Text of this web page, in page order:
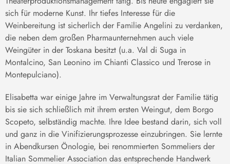
sich für moderne Kunst. Ihr tiefes Interesse für die
Weinbereitung ist sicherlich der Familie Angelini zu verdanken,
die neben dem großen Pharmaunternehmen auch viele
Weingüter in der Toskana besitzt (u.a. Val di Suga in
Montalcino, San Leonino im Chianti Classico und Trerose in
Montepulciano).
Elisabetta war einige Jahre im Verwaltungsrat der Familie tätig
bis sie sich schließlich mit ihrem ersten Weingut, dem Borgo
Scopeto, selbständig machte. Ihre Idee bestand darin, sich voll
und ganz in die Vinifizierungsprozesse einzubringen. Sie lernte
in Abendkursen Önologie, bei renommierten Sommeliers der
Italian Sommelier Association das entsprechende Handwerk